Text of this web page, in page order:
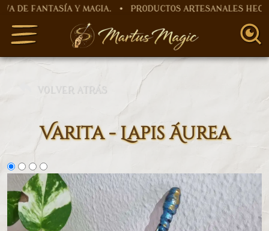
Y MAGIA. • PRODUCTOS ARTESANALES HECHOS A
VOLVER ATRÁS
Varita - Lapis Áurea